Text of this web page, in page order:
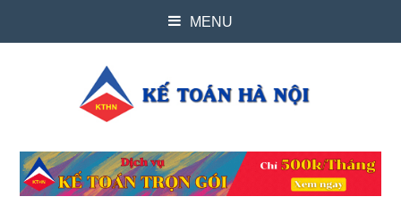
MENU